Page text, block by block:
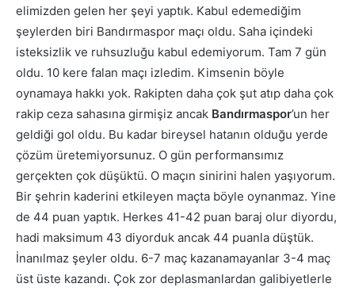
elimizden gelen her şeyi yaptık. Kabul edemediğim
şeylerden biri Bandırmaspor maçı oldu. Saha içindeki
isteksizlik ve ruhsuzluğu kabul edemiyorum. Tam 7 gün
oldu. 10 kere falan maçı izledim. Kimsenin böyle
oynamaya hakkı yok. Rakipten daha çok şut atıp daha çok
rakip ceza sahasına girmişiz ancak Bandırmaspor’un her
geldiği gol oldu. Bu kadar bireysel hatanın olduğu yerde
çözüm üretemiyorsunuz. O gün performansımız
gerçekten çok düşüktü. O maçın sinirini halen yaşıyorum.
Bir şehrin kaderini etkileyen maçta böyle oynanmaz. Yine
de 44 puan yaptık. Herkes 41-42 puan baraj olur diyordu,
hadi maksimum 43 diyorduk ancak 44 puanla düştük.
İnanılmaz şeyler oldu. 6-7 maç kazanamayanlar 3-4 maç
üst üste kazandı. Çok zor deplasmanlardan galibiyetlerle